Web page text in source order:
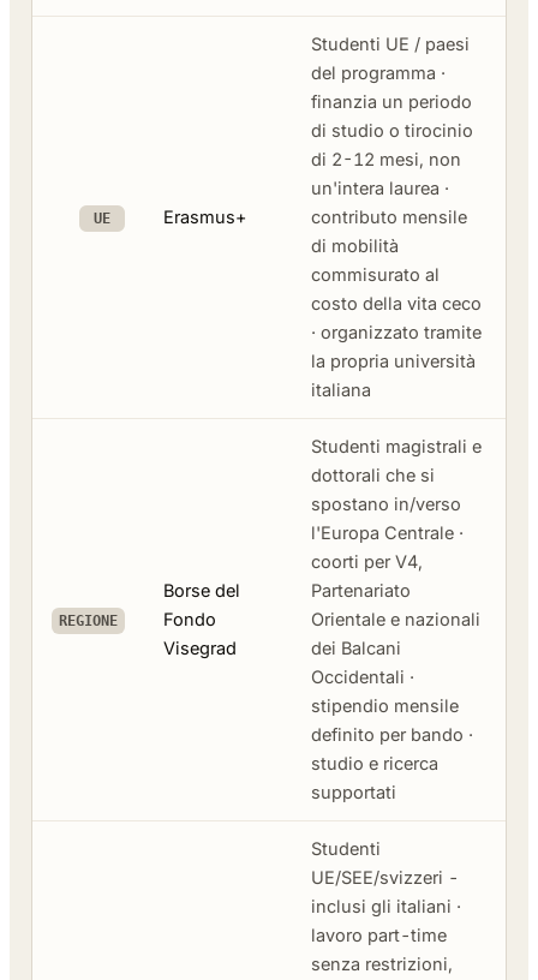
UE Erasmus+
Studenti UE / paesi
del programma ·
finanzia un periodo
di studio o tirocinio
di 2-12 mesi, non
un'intera laurea ·
contributo mensile
di mobilità
commisurato al
costo della vita ceco
· organizzato tramite
la propria università
italiana
REGIONE
Borse del
Fondo
Visegrad
Studenti magistrali e
dottorali che si
spostano in/verso
l'Europa Centrale ·
coorti per V4,
Partenariato
Orientale e nazionali
dei Balcani
Occidentali ·
stipendio mensile
definito per bando ·
studio e ricerca
supportati
Studenti
UE/SEE/svizzeri -
inclusi gli italiani ·
lavoro part-time
senza restrizioni,